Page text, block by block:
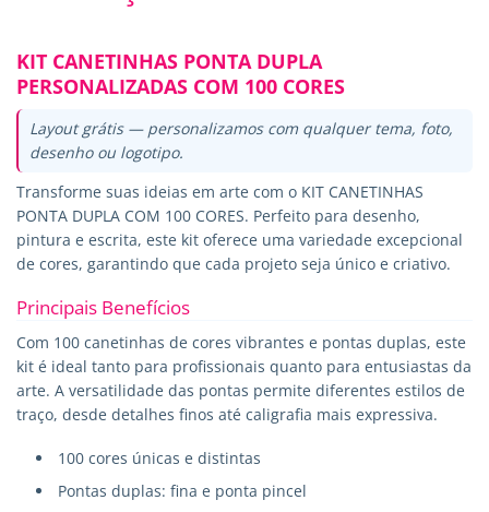
KIT CANETINHAS PONTA DUPLA
PERSONALIZADAS COM 100 CORES
Layout grátis — personalizamos com qualquer tema, foto,
desenho ou logotipo.
Transforme suas ideias em arte com o KIT CANETINHAS
PONTA DUPLA COM 100 CORES. Perfeito para desenho,
pintura e escrita, este kit oferece uma variedade excepcional
de cores, garantindo que cada projeto seja único e criativo.
Principais Benefícios
Com 100 canetinhas de cores vibrantes e pontas duplas, este
kit é ideal tanto para profissionais quanto para entusiastas da
arte. A versatilidade das pontas permite diferentes estilos de
traço, desde detalhes finos até caligrafia mais expressiva.
100 cores únicas e distintas
Pontas duplas: fina e ponta pincel